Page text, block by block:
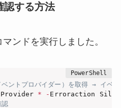
認する方法
ンドを実行しました。
ベントプロバイダー）を取得 → イ
* - Erroraction